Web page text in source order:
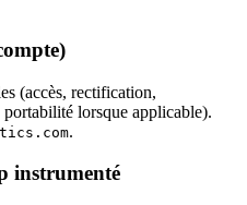
(accès, rectification,
lorsque applicable).
.
instrumenté